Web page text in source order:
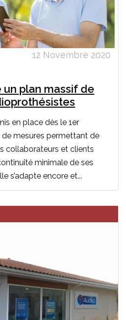
12 Novembre 2020
plan massif de
en place dès le 1er
mesures permettant de
collaborateurs et clients
minimale de ses
s’adapte encore et...